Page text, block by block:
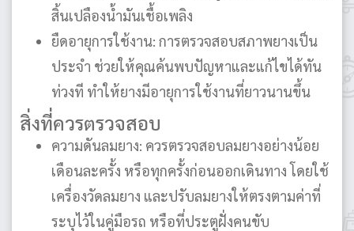
สิ้นเปลืองน้ำมันเชื้อเพลิง
ยืดอายุการใช้งาน: การตรวจสอบสภาพยางเป็น
ประจำ ช่วยให้คุณค้นพบปัญหาและแก้ไขได้ทัน
ท่วงที ทำให้ยางมีอายุการใช้งานที่ยาวนานขึ้น
สิ่งที่ควรตรวจสอบ
ความดันลมยาง: ควรตรวจสอบลมยางอย่างน้อย
เดือนละครั้ง หรือทุกครั้งก่อนออกเดินทาง โดยใช้
เครื่องวัดลมยาง และปรับลมยางให้ตรงตามค่าที่
ระบุไว้ในคู่มือรถ หรือที่ประตูฝั่งคนขับ